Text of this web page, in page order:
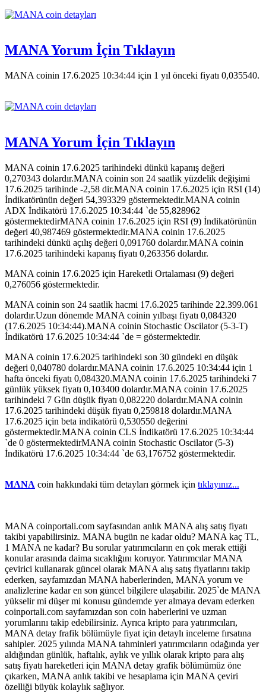
MANA Yorum İçin Tıklayın
MANA coinin 17.6.2025 10:34:44 için 1 yıl önceki fiyatı 0,035540.
MANA Yorum İçin Tıklayın
MANA coinin 17.6.2025 tarihindeki dünkü kapanış değeri
0,270343 dolardır.MANA coinin son 24 saatlik yüzdelik değişimi
17.6.2025 tarihinde -2,58 dir.MANA coinin 17.6.2025 için RSI (14)
İndikatörünün değeri 54,393329 göstermektedir.MANA coinin
ADX İndikatörü 17.6.2025 10:34:44 `de 55,828962
göstermektedirMANA coinin 17.6.2025 için RSI (9) İndikatörünün
değeri 40,987469 göstermektedir.MANA coinin 17.6.2025
tarihindeki dünkü açılış değeri 0,091760 dolardır.MANA coinin
17.6.2025 tarihindeki kapanış fiyatı 0,263356 dolardır.
MANA coinin 17.6.2025 için Hareketli Ortalaması (9) değeri
0,276056 göstermektedir.
MANA coinin son 24 saatlik hacmi 17.6.2025 tarihinde 22.399.061
dolardır.Uzun dönemde MANA coinin yılbaşı fiyatı 0,084320
(17.6.2025 10:34:44).MANA coinin Stochastic Oscilator (5-3-T)
İndikatörü 17.6.2025 10:34:44 `de = göstermektedir.
MANA coinin 17.6.2025 tarihindeki son 30 gündeki en düşük
değeri 0,040780 dolardır.MANA coinin 17.6.2025 10:34:44 için 1
hafta önceki fiyatı 0,084320.MANA coinin 17.6.2025 tarihindeki 7
günlük yüksek fiyatı 0,103400 dolardır.MANA coinin 17.6.2025
tarihindeki 7 Gün düşük fiyatı 0,082220 dolardır.MANA coinin
17.6.2025 tarihindeki düşük fiyatı 0,259818 dolardır.MANA
17.6.2025 için beta indikatörü 0,530550 değerini
göstermektedir.MANA coinin CLS İndikatörü 17.6.2025 10:34:44
`de 0 göstermektedirMANA coinin Stochastic Oscilator (5-3)
İndikatörü 17.6.2025 10:34:44 `de 63,176752 göstermektedir.
MANA coin hakkındaki tüm detayları görmek için tıklayınız...
MANA coinportali.com sayfasından anlık MANA alış satış fiyatı
takibi yapabilirsiniz. MANA bugün ne kadar oldu? MANA kaç TL,
1 MANA ne kadar? Bu sorular yatırımcıların en çok merak ettiği
konular arasında daima sıcaklığını koruyor. Yatırımcılar MANA
çevirici kullanarak güncel olarak MANA alış satış fiyatlarını takip
ederken, sayfamızdan MANA haberlerinden, MANA yorum ve
analizlerine kadar en son güncel bilgilere ulaşabilir. 2025`de MANA
yükselir mi düşer mi konusu gündemde yer almaya devam ederken
coinportali.com sayfamızdan son coin haberlerini ve uzman
yorumlarını takip edebilirsiniz. Ayrıca kripto para yatırımcıları,
MANA detay frafik bölümüyle fiyat için detaylı inceleme fırsatına
sahipler. 2025 yılında MANA tahminleri yatırımcıların odağında yer
aldığından günlük, haftalık, aylık ve yıllık olarak kripto para alış
satış fiyatı hareketleri için MANA detay grafik bölümümüz öne
çıkarken, MANA anlık takibi ve hesaplama için MANA çeviri
özelliği büyük kolaylık sağlıyor.